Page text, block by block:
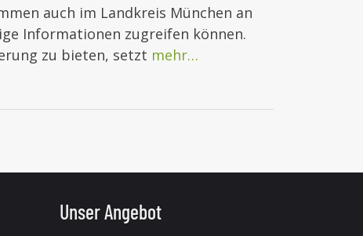
auch im Landkreis München an
Informationen zugreifen können.
zu bieten, setzt mehr…
Unser Angebot